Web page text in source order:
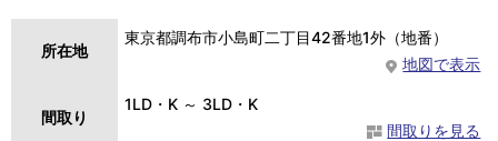
所在地
東京都調布市小島町二丁目42番地1外（地番）
地図で表示
間取り
1LD・K ～ 3LD・K
間取りを見る